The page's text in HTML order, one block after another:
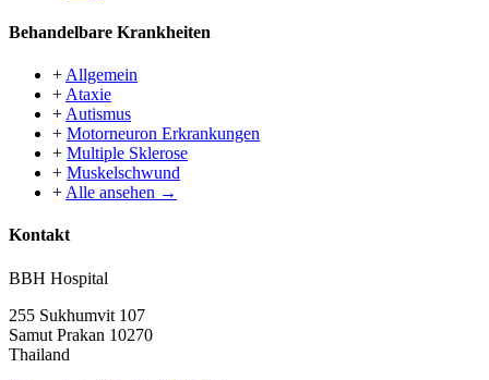
Behandelbare Krankheiten
+ Allgemein
+ Ataxie
+ Autismus
+ Motorneuron Erkrankungen
+ Multiple Sklerose
+ Muskelschwund
+ Alle ansehen →
Kontakt
BBH Hospital
255 Sukhumvit 107
Samut Prakan 10270
Thailand